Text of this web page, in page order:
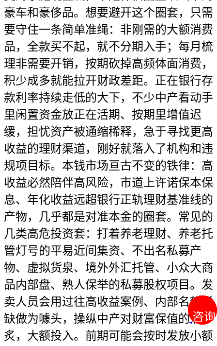
咨询
咨询
豪车和豪侈品。想要避开这个圈套，只需
要守住一条简单准绳：非刚需的大额消费
品，全款买不起，就不分期入手；每月梳
理非需要开销，按期砍掉高频体面消费，
积少成多就能拉开财政差距。正在银行存
款利率持续走低的大下，不少中产看动手
里闲置资金放正在活期、按期里增值迟
缓，担忧资产被通缩稀释，急于寻找更高
收益的理财渠道，刚好就落入了机构和违
规项目标。本钱市场亘古不变的铁律：高
收益必然陪伴高风险，市道上许诺保本保
息、年化收益远超银行正轨理财基准线的
产物，几乎都是对准本金的圈套。常见的
几类高危投资套：打着养老理财、养老托
管灯号的平易近间集资、不出名私募产
物、虚拟货泉、境外外汇托管、小众大商
品内部盘、熟人保举的私募股权项目。发
卖人员会用过往高收益案例、内部名额稀
缺做为噱头，操纵中产对财富保值的焦
炙，大额投入。前期可能会按时发放小额